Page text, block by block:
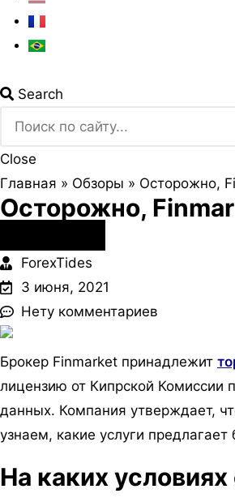
Search
Close
Главная » Обзоры » Осторожно,
Осторожно,
ForexTides
3 июня, 2021
Нету комментариев
Брокер Finmarket принадлежит
лицензию от Кипрской
данных. Компания утверждает,
узнаем, какие услуги
На каких